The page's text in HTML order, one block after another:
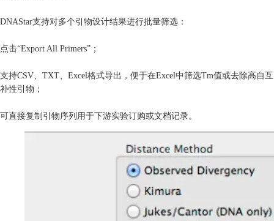
DNAStar支持对多个引物设计结果进行批量筛选：
点击“Export All Primers”；
支持CSV、TXT、Excel格式导出，便于在Excel中筛选Tm值或去除高自互
补性引物；
可直接复制引物序列用于下游实验订购或文档记录。